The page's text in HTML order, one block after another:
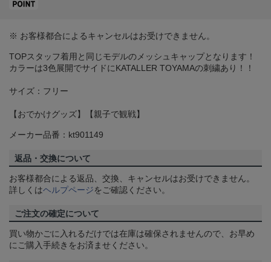
※ お客様都合によるキャンセルはお受けできません。
TOPスタッフ着用と同じモデルのメッシュキャップとなります！
カラーは3色展開でサイドにKATALLER TOYAMAの刺繍あり！！
サイズ：フリー
【おでかけグッズ】【親子で観戦】
メーカー品番：kt901149
返品・交換について
お客様都合による返品、交換、キャンセルはお受けできません。
詳しくはヘルプページをご確認ください。
ご注文の確定について
買い物かごに入れるだけでは在庫は確保されませんので、お早め
にご購入手続きをお済ませください。